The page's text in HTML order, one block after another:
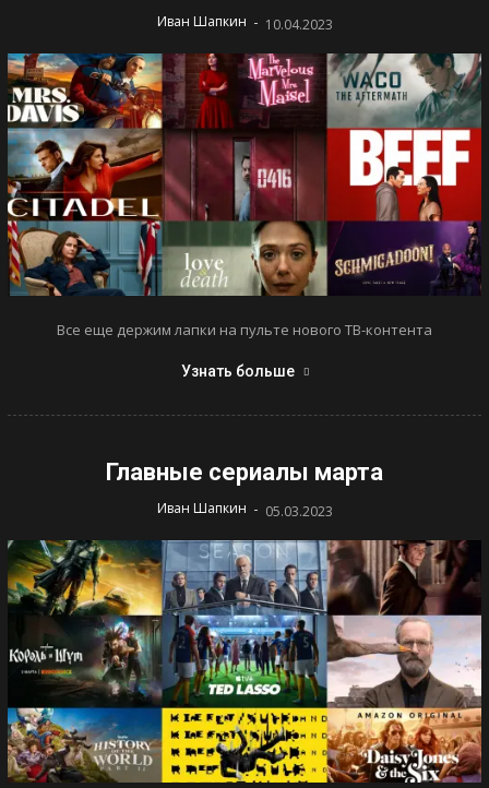
Иван Шапкин - 10.04.2023
Все еще держим лапки на пульте нового ТВ-контента
Узнать больше
Главные сериалы марта
Иван Шапкин - 05.03.2023